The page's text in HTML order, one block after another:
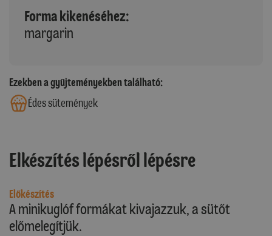
Forma kikenéséhez:
margarin
Ezekben a gyűjteményekben található:
Édes sütemények
Elkészítés lépésről lépésre
Előkészítés
A minikuglóf formákat kivajazzuk, a sütőt
előmelegítjük.